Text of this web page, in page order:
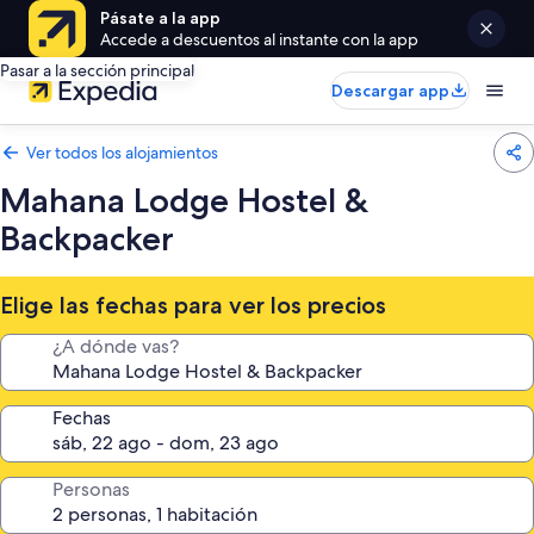
Pásate a la app
Accede a descuentos al instante con la app
Pasar a la sección principal
Descargar app
Ver todos los alojamientos
Mahana Lodge Hostel &
Backpacker
Elige las fechas para ver los precios
¿A dónde vas?
Fechas
Personas